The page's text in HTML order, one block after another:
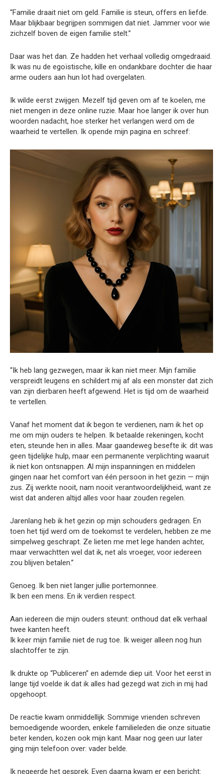
“Familie draait niet om geld. Familie is steun, offers en liefde.
Maar blijkbaar begrijpen sommigen dat niet. Jammer voor wie
zichzelf boven de eigen familie stelt.”
Daar was het dan. Ze hadden het verhaal volledig omgedraaid.
Ik was nu de egoïstische, kille en ondankbare dochter die haar
arme ouders aan hun lot had overgelaten.
Ik wilde eerst zwijgen. Mezelf tijd geven om af te koelen, me
niet mengen in deze online ruzie. Maar hoe langer ik over hun
woorden nadacht, hoe sterker het verlangen werd om de
waarheid te vertellen. Ik opende mijn pagina en schreef:
“Ik heb lang gezwegen, maar ik kan niet meer. Mijn familie
verspreidt leugens en schildert mij af als een monster dat zich
van zijn dierbaren heeft afgewend. Het is tijd om de waarheid
te vertellen.
Vanaf het moment dat ik begon te verdienen, nam ik het op
me om mijn ouders te helpen. Ik betaalde rekeningen, kocht
eten, steunde hen in alles. Maar gaandeweg besefte ik: dit was
geen tijdelijke hulp, maar een permanente verplichting waaruit
ik niet kon ontsnappen. Al mijn inspanningen en middelen
gingen naar het comfort van één persoon in het gezin — mijn
zus. Zij werkte nooit, nam nooit verantwoordelijkheid, want ze
wist dat anderen altijd alles voor haar zouden regelen.
Jarenlang heb ik het gezin op mijn schouders gedragen. En
toen het tijd werd om de toekomst te verdelen, hebben ze me
simpelweg geschrapt. Ze lieten me met lege handen achter,
maar verwachtten wel dat ik, net als vroeger, voor iedereen
zou blijven betalen.”
Genoeg. Ik ben niet langer jullie portemonnee.
Ik ben een mens. En ik verdien respect.
Aan iedereen die mijn ouders steunt: onthoud dat elk verhaal
twee kanten heeft.
Ik keer mijn familie niet de rug toe. Ik weiger alleen nog hun
slachtoffer te zijn.
Ik drukte op “Publiceren” en ademde diep uit. Voor het eerst in
lange tijd voelde ik dat ik alles had gezegd wat zich in mij had
opgehoopt.
De reactie kwam onmiddellijk. Sommige vrienden schreven
bemoedigende woorden, enkele familieleden die onze situatie
beter kenden, kozen ook mijn kant. Maar nog geen uur later
ging mijn telefoon over: vader belde.
Ik negeerde het gesprek. Even daarna kwam er een bericht: